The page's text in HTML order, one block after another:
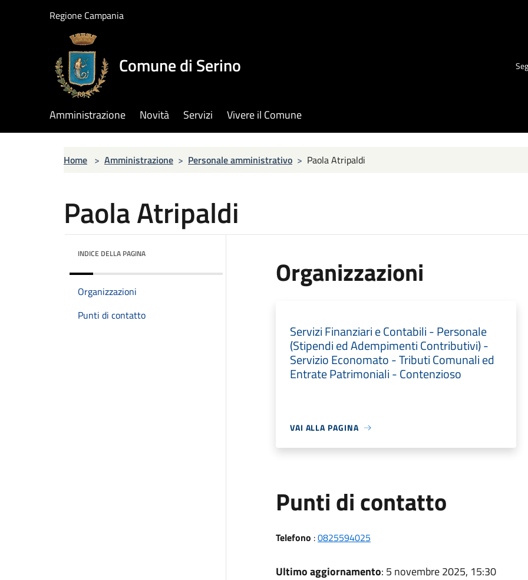
Regione Campania
Comune di Serino
Amministrazione Novità Servizi Vivere il Comune
Home > Amministrazione > Personale amministrativo > Paola Atripaldi
Paola Atripaldi
INDICE DELLA PAGINA
Organizzazioni
Punti di contatto
Organizzazioni
Servizi Finanziari e Contabili - Personale
(Stipendi ed Adempimenti Contributivi) -
Servizio Economato - Tributi Comunali ed
Entrate Patrimoniali - Contenzioso
VAI ALLA PAGINA
Punti di contatto
Telefono :0825594025
Ultimo aggiornamento: 5 novembre 2025, 15:30